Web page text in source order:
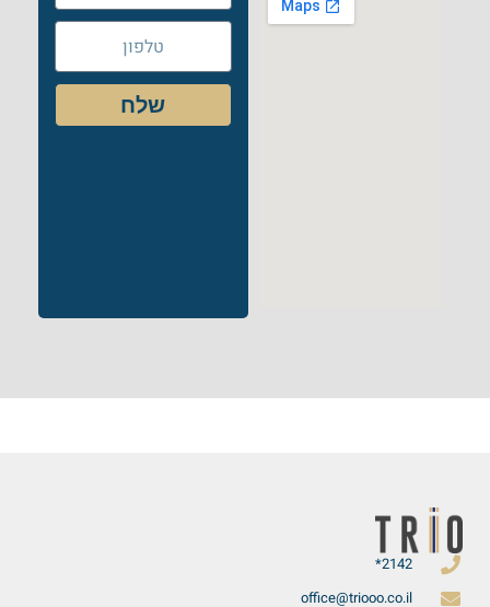
שלח
2142*
office@triooo.co.il